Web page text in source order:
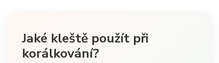
Jaké kleště použít při
korálkování?